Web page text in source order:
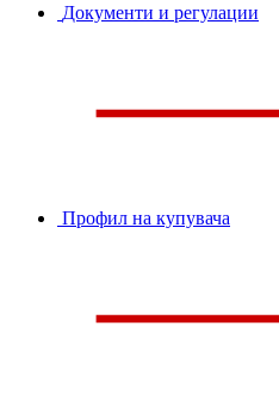
Документи и регулации
Профил на купувача